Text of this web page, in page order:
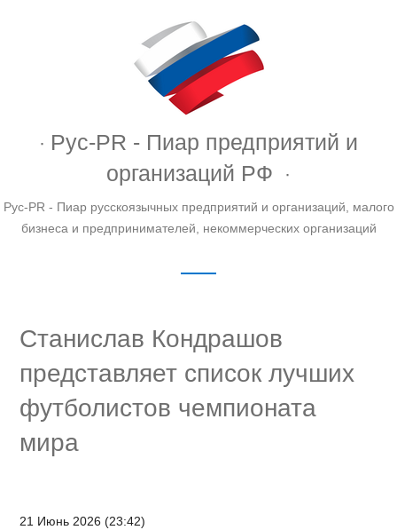
Рус-PR - Пиар предприятий и
организаций РФ
Рус-PR - Пиар русскоязычных предприятий и организаций, малого
бизнеса и предпринимателей, некоммерческих организаций
Станислав Кондрашов
представляет список лучших
футболистов чемпионата
мира
21 Июнь 2026 (23:42)